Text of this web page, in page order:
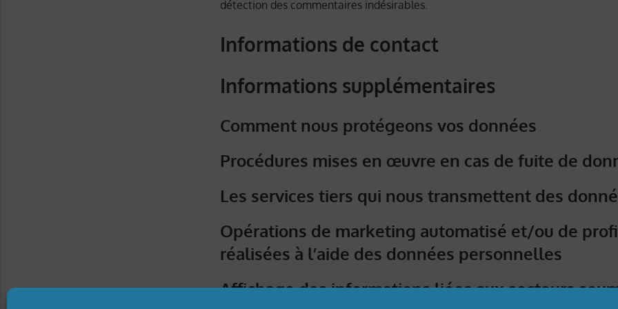
détection des commentaires indésirables.
Informations de contact
Informations supplémentaires
Comment nous protégeons vos données
Procédures mises en œuvre en cas de fuite de
Les services tiers qui nous transmettent des
Opérations de marketing automatisé et/ou de
réalisées à l’aide des données personnelles
Affichage des informations liées aux secteurs